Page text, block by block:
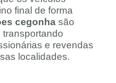
final de forma
cegonha são
e revendas
localidades.